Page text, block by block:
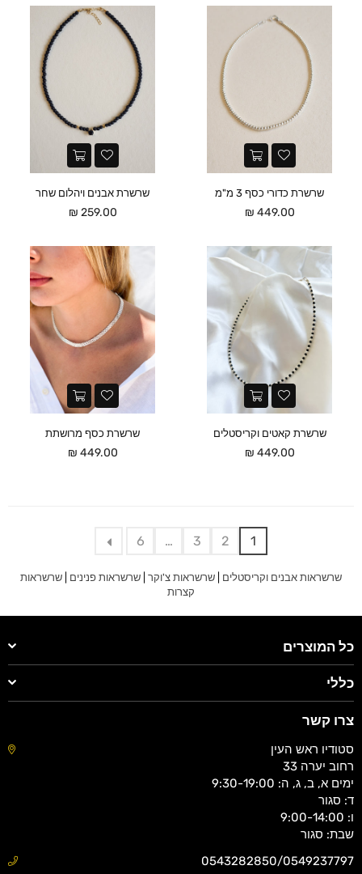
שרשרת כדורי כסף 3 מ"מ
מחיר
449.00 ₪
שרשרת אבנים ויהלום שחר
מחיר
259.00 ₪
שרשרת קאטים וקריסטלים
מחיר
449.00 ₪
שרשרת כסף מרושתת
מחיר
449.00 ₪
1
2
3
…
6
שרשראות אבנים וקריסטלים שרשראות צ'וקר שרשראות פנינים
שרשראות
קצרות
כל המוצרים
כללי
צרו קשר
סטודיו ראש העין
רחוב יערה 33
ימים א, ב, ג, ה: 9:30-19:00
ד: סגור
ו: 9:00-14:00
שבת: סגור
0543282850/0549237797